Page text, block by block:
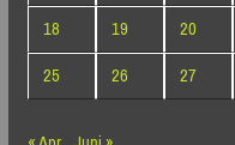
18
19 20
25
26 27